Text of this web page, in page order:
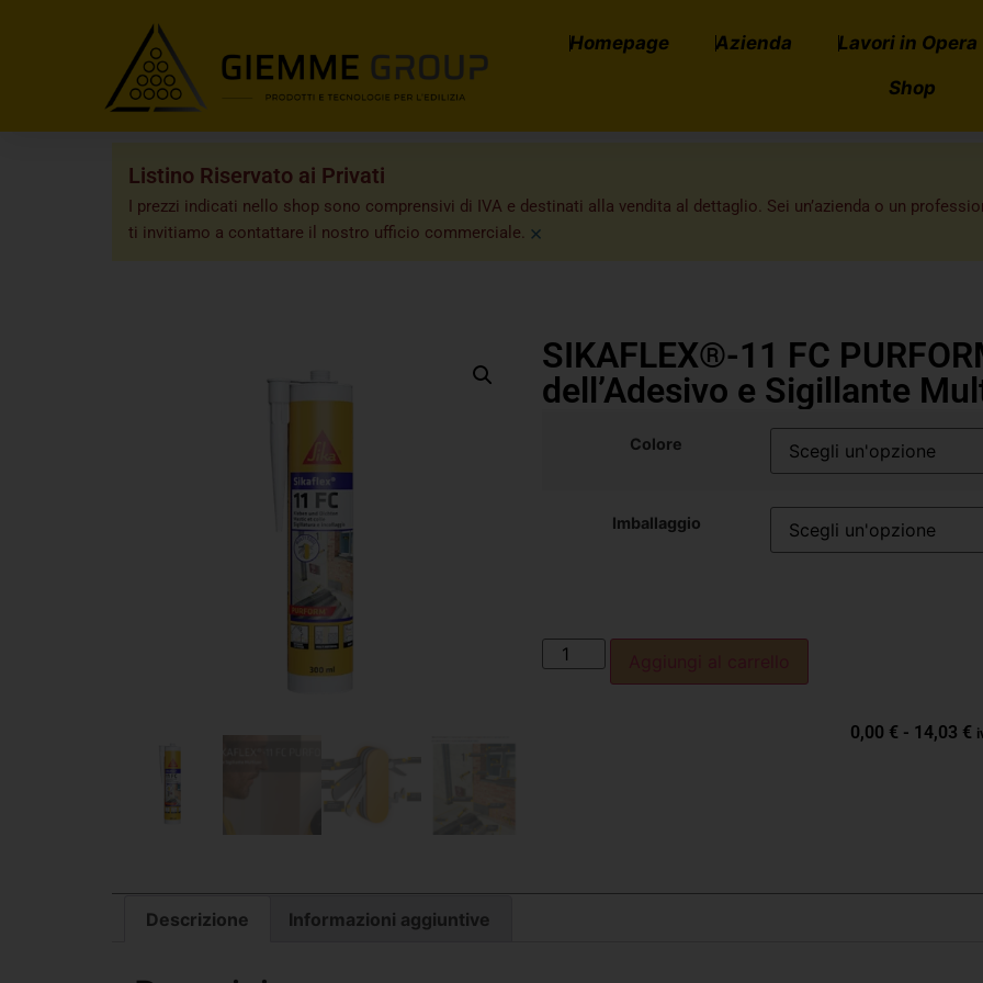
Homepage Azienda Lavori in Opera
Shop
Listino Riservato ai Privati
I prezzi indicati nello shop sono comprensivi di IVA e destinati alla vendita al dettaglio. Sei un’azienda o un
ti invitiamo a contattare il nostro ufficio commerciale. ×
SIKAFLEX®-11 FC
dell’Adesivo e Sigillante
Colore
Imballaggio
0,00 € - 14,03 €
Descrizione Informazioni aggiuntive